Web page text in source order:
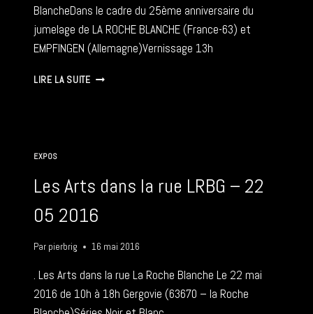
BlancheDans le cadre du 25ème anniversaire du
jumelage de LA ROCHE BLANCHE (France-63) et
EMPFINGEN (Allemagne)Vernissage 13h
LIRE LA SUITEREGARDS
2016
EXPOS
Les Arts dans la rue LRBG – 22
05 2016
Par pierbrig 16 mai 2016
. Les Arts dans la rue La Roche Blanche Le 22 mai
2016 de 10h à 18h Gergovie (63670 – la Roche